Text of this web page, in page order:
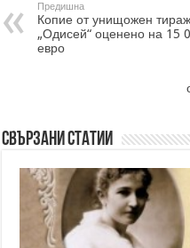
Предишна
Копие от унищожен
„Одисей“ оценено на 15
евро
Свързани статии